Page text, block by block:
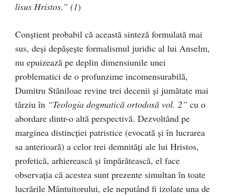
lisus Hristos.” (1)
Conştient probabil că această sinteză formulată mai
sus, deşi depăşeşte formalismul juridic al lui Anselm,
nu epuizează pe deplin dimensiunile unei
problematici de o profunzime incomensurabilă,
Dumitru Stăniloae revine trei decenii şi jumătate mai
târziu în “Teologia dogmatică ortodoxă vol. 2” cu o
abordare dintr-o altă perspectivă. Dezvoltând pe
marginea distincţiei patristice (evocată şi în lucrarea
sa anterioară) a celor trei demnităţi ale lui Hristos,
profetică, arhierească şi împărătească, el face
observaţia că acestea sunt prezente simultan în toate
lucrările Mântuitorului, ele neputând fi izolate una de